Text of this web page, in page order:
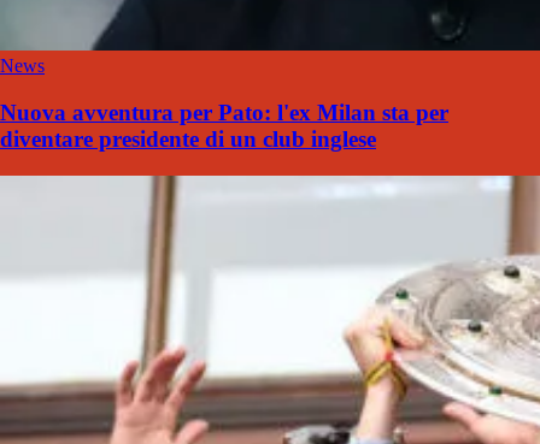
News
Nuova avventura per Pato: l'ex Milan sta per
diventare presidente di un club inglese